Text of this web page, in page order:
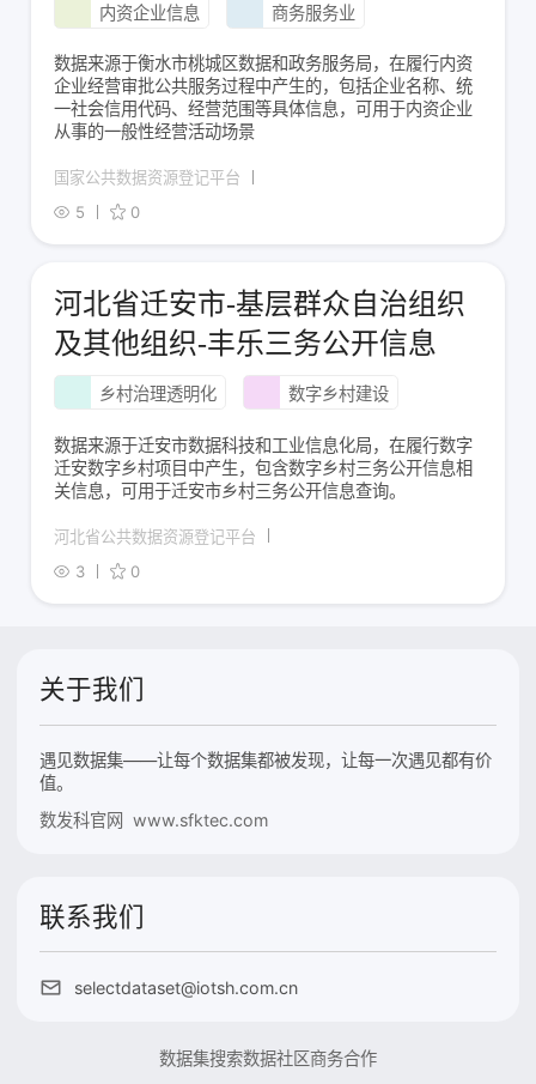
内资企业信息 商务服务业
数据来源于衡水市桃城区数据和政务服务局，在履行内资
企业经营审批公共服务过程中产生的，包括企业名称、统
一社会信用代码、经营范围等具体信息，可用于内资企业
从事的一般性经营活动场景
国家公共数据资源登记平台
5
0
河北省迁安市-基层群众自治组织
及其他组织-丰乐三务公开信息
乡村治理透明化 数字乡村建设
数据来源于迁安市数据科技和工业信息化局，在履行数字
迁安数字乡村项目中产生，包含数字乡村三务公开信息相
关信息，可用于迁安市乡村三务公开信息查询。
河北省公共数据资源登记平台
3
0
关于我们
遇见数据集——让每个数据集都被发现，让每一次遇见都有价
值。
数发科官网 www.sfktec.com
联系我们
selectdataset@iotsh.com.cn
数据集搜索数据社区商务合作